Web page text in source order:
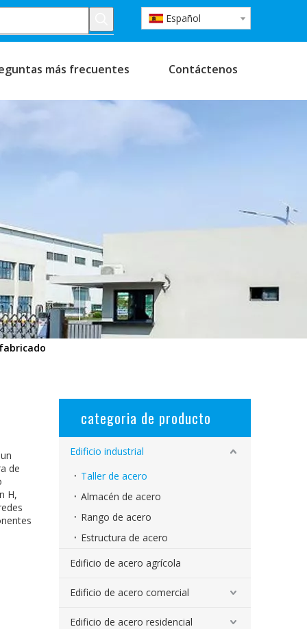
Español
más frecuentes Contáctenos
de
H,
categoria de producto
Edificio industrial
Taller de acero
Almacén de acero
Rango de acero
Estructura de acero
Edificio de acero agrícola
Edificio de acero comercial
Edificio de acero residencial